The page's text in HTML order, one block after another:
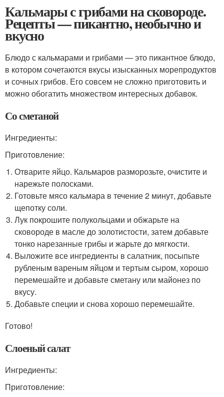
Кальмары с грибами на сковороде.
Рецепты — пикантно, необычно и
вкусно
Блюдо с кальмарами и грибами — это пикантное блюдо,
в котором сочетаются вкусы изысканных морепродуктов
и сочных грибов. Его совсем не сложно приготовить и
можно обогатить множеством интересных добавок.
Со сметаной
Ингредиенты:
Приготовление:
Отварите яйцо. Кальмаров разморозьте, очистите и
нарежьте полосками.
Готовьте мясо кальмара в течение 2 минут, добавьте
щепотку соли.
Лук покрошите полукольцами и обжарьте на
сковороде в масле до золотистости, затем добавьте
тонко нарезанные грибы и жарьте до мягкости.
Выложите все ингредиенты в салатник, посыпьте
рубленым вареным яйцом и тертым сыром, хорошо
перемешайте и добавьте сметану или майонез по
вкусу.
Добавьте специи и снова хорошо перемешайте.
Готово!
Слоеный салат
Ингредиенты:
Приготовление: